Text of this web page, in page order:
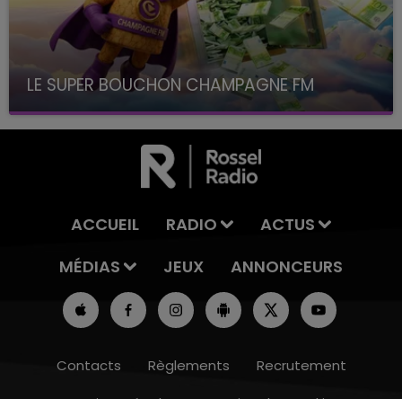
LE SUPER BOUCHON CHAMPAGNE FM
avec La Famille Champagne FM, à 8H10
ACCUEIL RADIO
ACTUS
MÉDIAS
JEUX ANNONCEURS
Contacts Règlements
Recrutement